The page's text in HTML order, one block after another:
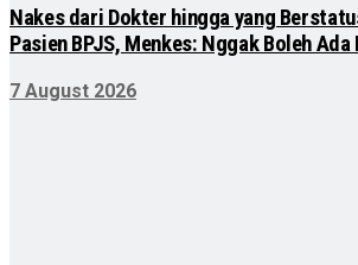
Nakes dari Dokter hingga yang
Pasien BPJS, Menkes: Nggak Boleh
7 August 2026